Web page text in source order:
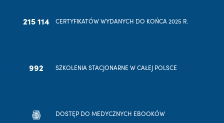
215 114 CERTYFIKATÓW WYDANYCH DO KOŃCA 2025 R.
992 SZKOLENIA STACJONARNE W CAŁEJ POLSCE
DOSTĘP DO MEDYCZNYCH EBOOKÓW